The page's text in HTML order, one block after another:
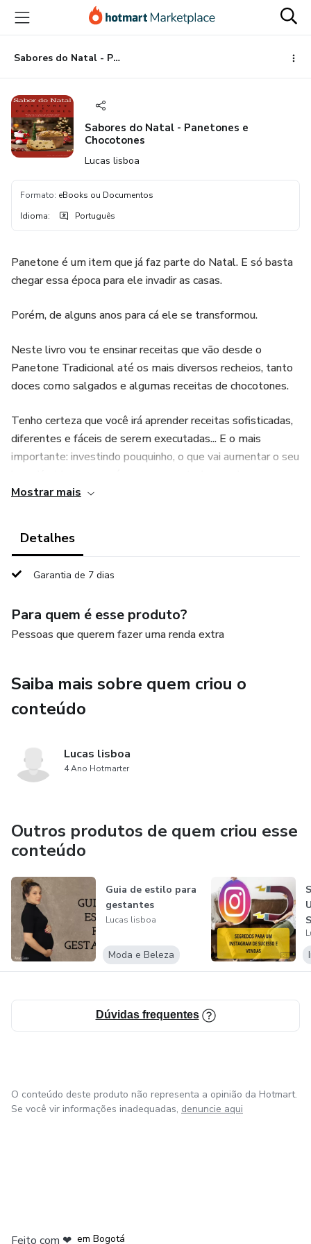
para
conteúdo
principal
para
pagamento
para
rodapé
Sabores do Natal - Panetones e Chocotones
Sabores do Natal - Panetones e
Chocotones
Lucas lisboa
Formato: eBooks ou Documentos
Idioma: Português
Panetone é um item que já faz parte do Natal. E só basta
chegar essa época para ele invadir as casas.
Porém, de alguns anos para cá ele se transformou.
Neste livro vou te ensinar receitas que vão desde o
Panetone Tradicional até os mais diversos recheios, tanto
doces como salgados e algumas receitas de chocotones.
Tenho certeza que você irá aprender receitas sofisticadas,
diferentes e fáceis de serem executadas... E o mais
importante: investindo pouquinho, o que vai aumentar o seu
panetones para toda a família.
Mostrar mais
Detalhes
Garantia de 7 dias
Para quem é esse produto?
Pessoas que querem fazer uma renda extra
Saiba mais sobre quem criou o
conteúdo
Lucas lisboa
4 Ano Hotmarter
Outros produtos de quem criou esse
conteúdo
Guia de estilo para
gestantes
Lucas lisboa
Moda e Beleza
Dúvidas frequentes
O conteúdo deste produto não representa a opinião da Hotmart.
Se você vir informações inadequadas, denuncie aqui
Feito com ❤ em Bogotá